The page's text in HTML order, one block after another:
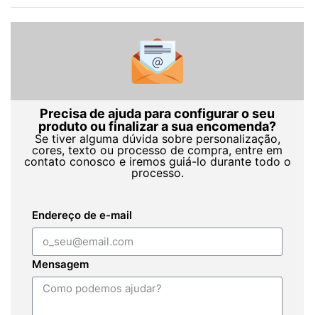
Precisa de ajuda para configurar o seu
produto ou finalizar a sua encomenda?
Se tiver alguma dúvida sobre personalização,
cores, texto ou processo de compra, entre em
contato conosco e iremos guiá-lo durante todo o
processo.
Endereço de e-mail
Mensagem